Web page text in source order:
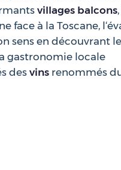
villages balcons
face à la Toscane,
sens en découvrant
gastronomie locale
des vins renommés